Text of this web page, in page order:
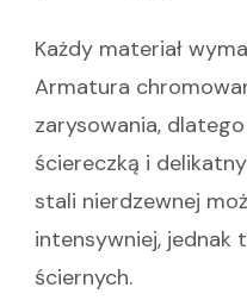
Każdy materiał
Armatura
zarysowania,
ściereczką i
stali nierdzewnej
intensywniej, jednak
ściernych.